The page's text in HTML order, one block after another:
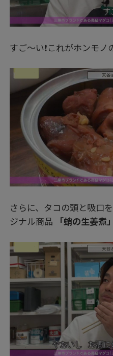
すご～い❗これがホンモノ
さらに、タコの頭と吸口
ジナル商品
「蛸の生姜煮」